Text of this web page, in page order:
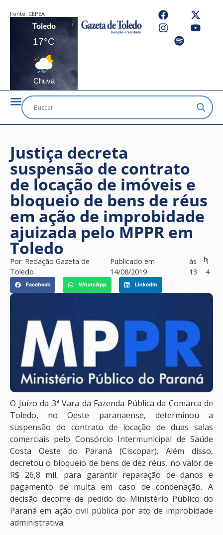
Fonte: CEPEA
Toledo
17°C
Chuva
Justiça decreta
suspensão de contrato
de locação de imóveis e
bloqueio de bens de réus
em ação de improbidade
ajuizada pelo MPPR em
Toledo
Por: Redação Gazeta de
Toledo
Publicado em
14/08/2019
às
13
h1
4
Facebook WhatsApp LinkedIn
O Juízo da 3ª Vara da Fazenda Pública da Comarca de
Toledo, no Oeste paranaense, determinou a
suspensão do contrato de locação de duas salas
comerciais pelo Consórcio Intermunicipal de Saúde
Costa Oeste do Paraná (Ciscopar). Além disso,
decretou o bloqueio de bens de dez réus, no valor de
R$ 26,8 mil, para garantir reparação de danos e
pagamento de multa em caso de condenação. A
decisão decorre de pedido do Ministério Público do
Paraná em ação civil pública por ato de improbidade
administrativa.